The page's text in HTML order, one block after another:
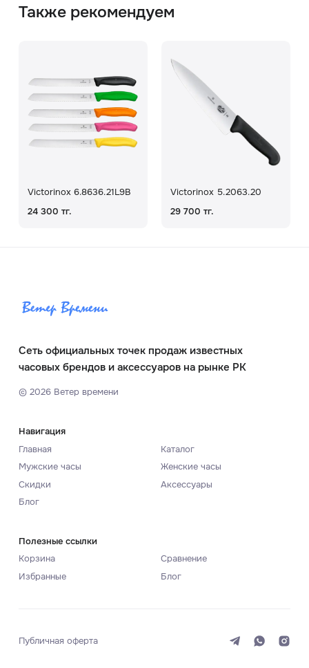
Также рекомендуем
Victorinox 6.8636.21L9B
24 300 тг.
Victorinox 5.2063.20
29 700 тг.
Сеть официальных точек продаж известных
часовых брендов и аксессуаров на рынке РК
© 2026Ветер времени
Навигация
Главная
Каталог
Мужские часы
Женские часы
Скидки
Аксессуары
Блог
Полезные ссылки
Корзина
Сравнение
Избранные
Блог
Публичная оферта Светлая